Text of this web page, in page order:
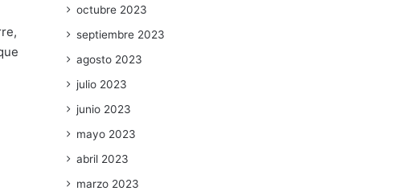
octubre 2023
septiembre 2023
agosto 2023
julio 2023
junio 2023
mayo 2023
abril 2023
marzo 2023